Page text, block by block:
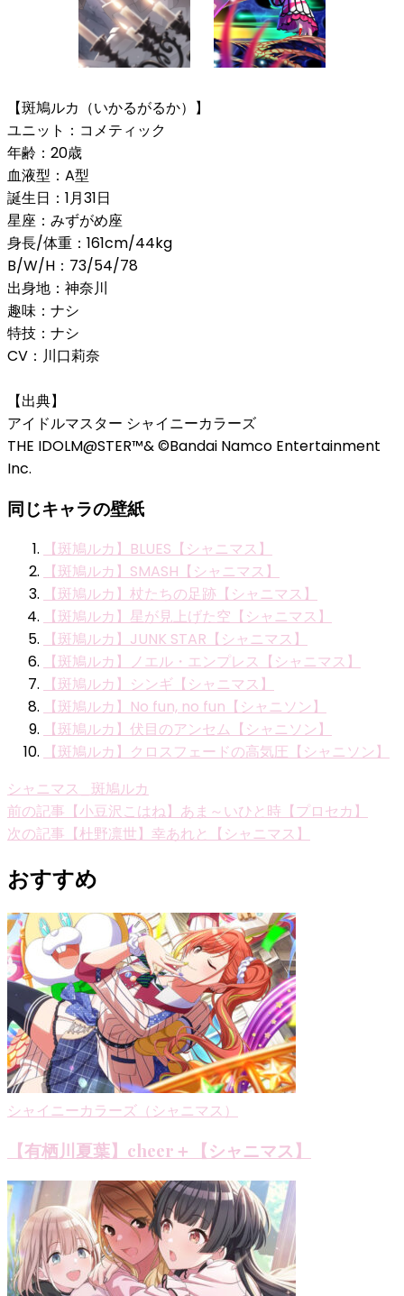
【斑鳩ルカ（いかるがるか）】
ユニット：コメティック
年齢：20歳
血液型：A型
誕生日：1月31日
星座：みずがめ座
身長/体重：161cm/44kg
B/W/H：73/54/78
出身地：神奈川
趣味：ナシ
特技：ナシ
CV：川口莉奈
【出典】
アイドルマスター シャイニーカラーズ
THE IDOLM@STER™& ©Bandai Namco Entertainment
Inc.
同じキャラの壁紙
【斑鳩ルカ】BLUES【シャニマス】
【斑鳩ルカ】SMASH【シャニマス】
【斑鳩ルカ】杖たちの足跡【シャニマス】
【斑鳩ルカ】星が見上げた空【シャニマス】
【斑鳩ルカ】JUNK STAR【シャニマス】
【斑鳩ルカ】ノエル・エンプレス【シャニマス】
【斑鳩ルカ】シンギ【シャニマス】
【斑鳩ルカ】No fun, no fun【シャニソン】
【斑鳩ルカ】伏目のアンセム【シャニソン】
【斑鳩ルカ】クロスフェードの高気圧【シャニソン】
シャニマス_斑鳩ルカ
投
稿
ナ
ビ
ゲ
ー
シ
ョ
ン
前の記事 【小豆沢こはね】あま～いひと時【プロセカ】
次の記事 【杜野凛世】幸あれと【シャニマス】
おすすめ
シャイニーカラーズ（シャニマス）
【有栖川夏葉】cheer＋【シャニマス】